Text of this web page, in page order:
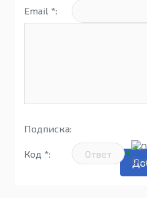
Email *:
Подписка:
Код *: